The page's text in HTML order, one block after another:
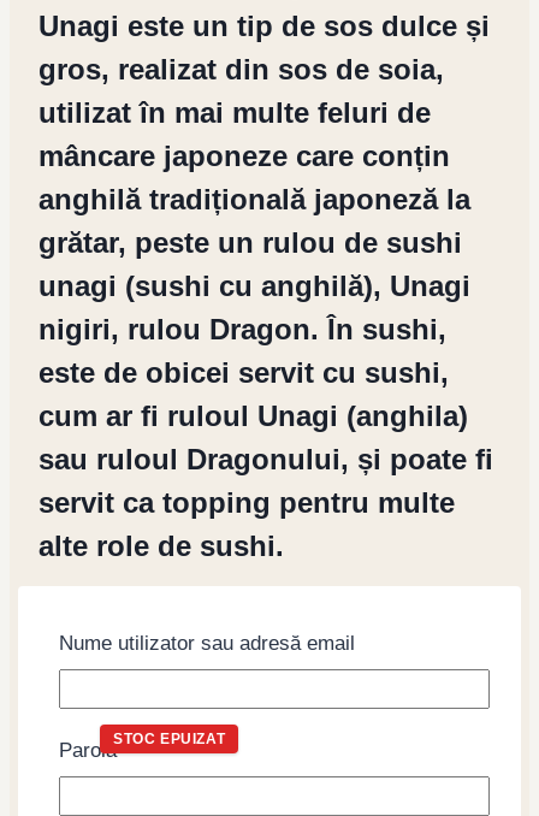
Unagi este un tip de sos dulce și
gros, realizat din sos de soia,
utilizat în mai multe feluri de
mâncare japoneze care conțin
anghilă tradițională japoneză la
grătar, peste un rulou de sushi
unagi (sushi cu anghilă), Unagi
nigiri, rulou Dragon. În sushi,
este de obicei servit cu sushi,
cum ar fi ruloul Unagi (anghila)
sau ruloul Dragonului, și poate fi
servit ca topping pentru multe
alte role de sushi.
STOC EPUIZAT
Nume utilizator sau adresă email
Parolă